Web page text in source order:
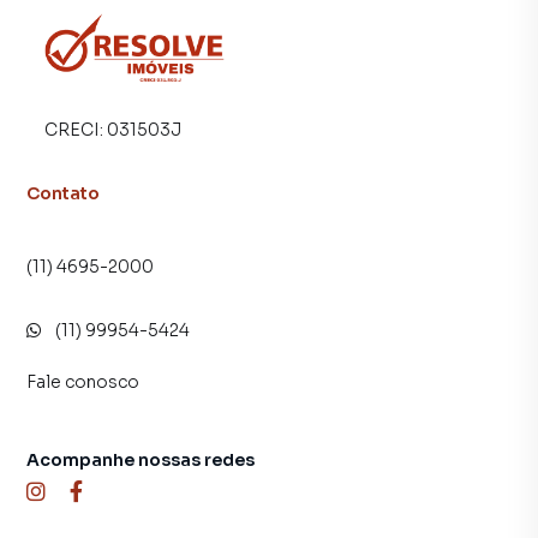
programadores, corretores treinados e uma central de
atendimento preparada para atender proprietários e
CRECI: 031503J
Contato
(11) 4695-2000
(11) 99954-5424
Fale conosco
Acompanhe nossas redes